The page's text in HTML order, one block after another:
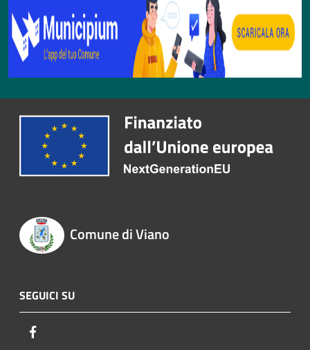
Comune di Viano
SEGUICI SU